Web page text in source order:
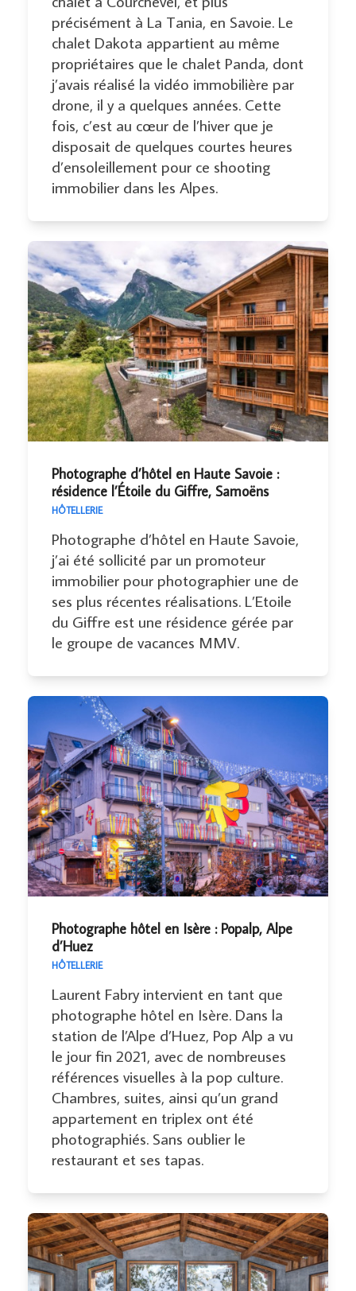
précisément à La Tania, en Savoie. Le
chalet Dakota appartient au même
propriétaires que le chalet Panda, dont
j’avais réalisé la vidéo immobilière par
drone, il y a quelques années. Cette
fois, c’est au cœur de l’hiver que je
disposait de quelques courtes heures
d’ensoleillement pour ce shooting
immobilier dans les Alpes.
Photographe d’hôtel en Haute Savoie :
résidence l’Étoile du Giffre, Samoëns
HÔTELLERIE
Photographe d’hôtel en Haute Savoie,
j’ai été sollicité par un promoteur
immobilier pour photographier une de
ses plus récentes réalisations. L’Etoile
du Giffre est une résidence gérée par
le groupe de vacances MMV.
Photographe hôtel en Isère : Popalp, Alpe
d’Huez
HÔTELLERIE
Laurent Fabry intervient en tant que
photographe hôtel en Isère. Dans la
station de l’Alpe d’Huez, Pop Alp a vu
le jour fin 2021, avec de nombreuses
références visuelles à la pop culture.
Chambres, suites, ainsi qu’un grand
appartement en triplex ont été
photographiés. Sans oublier le
restaurant et ses tapas.